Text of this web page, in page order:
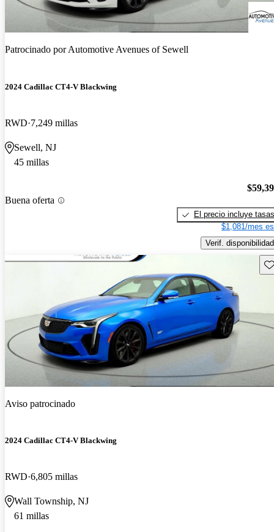
Patrocinado porAutomotive Avenues of Sewell
2024 Cadillac CT4-V Blackwing
RWD 7,249 millas
Sewell, NJ
45 millas
Buena oferta
El precio incluye tasas
$1,081/mes
Verif. disponibilidad
Aviso patrocinado
2024 Cadillac CT4-V Blackwing
RWD 6,805 millas
Wall Township, NJ
61 millas